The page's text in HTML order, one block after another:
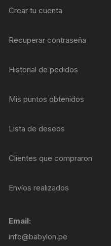
Crear tu cuenta
Recuperar contraseña
Historial de pedidos
Mis puntos obtenidos
Lista de deseos
Clientes que compraron
Envíos realizados
Email:
info@babylon.pe